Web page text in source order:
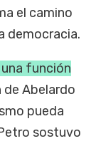
el camino
democracia.
función
de Abelardo
pueda
sostuvo